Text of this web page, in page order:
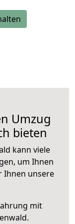
Umzug
bieten
kann viele
um Ihnen
Ihnen unsere
mit
.